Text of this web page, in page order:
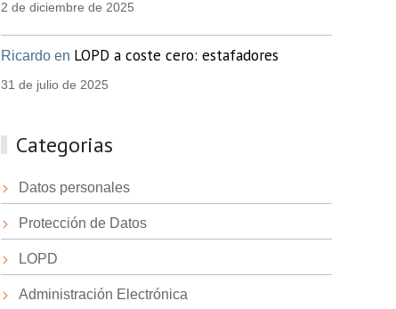
2 de diciembre de 2025
Ricardo en LOPD a coste cero: estafadores
31 de julio de 2025
Categorias
Datos personales
Protección de Datos
LOPD
Administración Electrónica